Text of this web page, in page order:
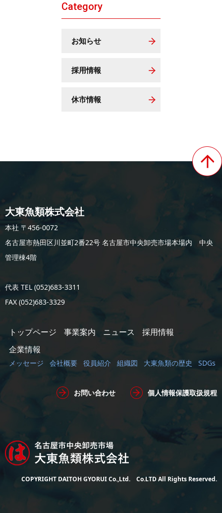
Category
お知らせ
採用情報
休市情報
大東魚類株式会社
本社 〒456-0072
名古屋市熱田区川並町2番22号 名古屋市中央卸売市場本場内 中央
管理棟4階
代表 TEL (052)683-3311
FAX (052)683-3329
トップページ 事業案内 ニュース
採用情報
企業情報
メッセージ 会社概要 役員紹介 組織図 大東魚類の歴史 SDGs
お問い合わせ 個人情報保護取扱規程
COPYRIGHT DAITOH GYORUI Co.,Ltd. Co.LTD All Rights Reserved.